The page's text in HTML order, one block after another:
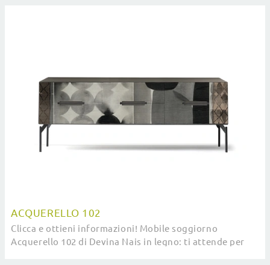
ACQUERELLO 102
Clicca e ottieni informazioni! Mobile soggiorno
Acquerello 102 di Devina Nais in legno: ti attende per